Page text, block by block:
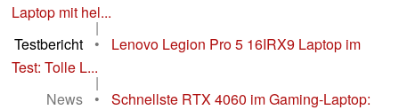
Laptop mit hel...
|
Testbericht
•
Lenovo Legion Pro 5 16IRX9 Laptop im
Test: Tolle L...
|
News
•
Schnellste RTX 4060 im Gaming-Laptop: